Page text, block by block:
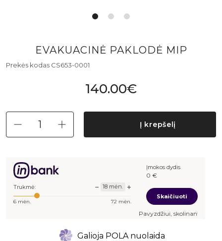
EVAKUACINĖ PAKLODĖ MIP
Prekės kodas CS653-0001
140.00€
Į krepšelį
Trukmė: − 18 mėn. +
6 mėn. 72 mėn.
Įmokos dydis
0 €
Skaičiuoti
Pavyzdžiui, skolinantis-€, kai
Galioja POLA nuolaida